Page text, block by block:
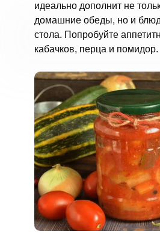
идеально дополнит не
домашние обеды, но и
стола. Попробуйте
кабачков, перца и помидор.